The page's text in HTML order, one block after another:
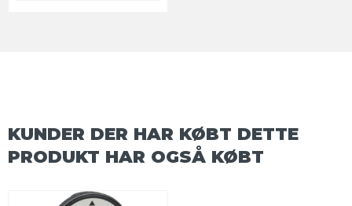
KUNDER DER HAR KØBT DETTE
PRODUKT HAR OGSÅ KØBT